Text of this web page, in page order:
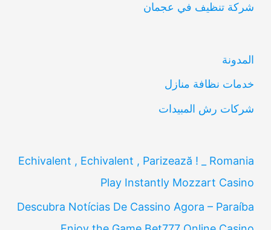
ث
شركة تنظيف في عجمان
المدونة
خدمات نظافة منازل
شركات رش المبيدات
Echivalent , Echivalent , Parizează ! _ Romania
Play Instantly Mozzart Casino
Descubra Notícias De Cassino Agora – Paraíba